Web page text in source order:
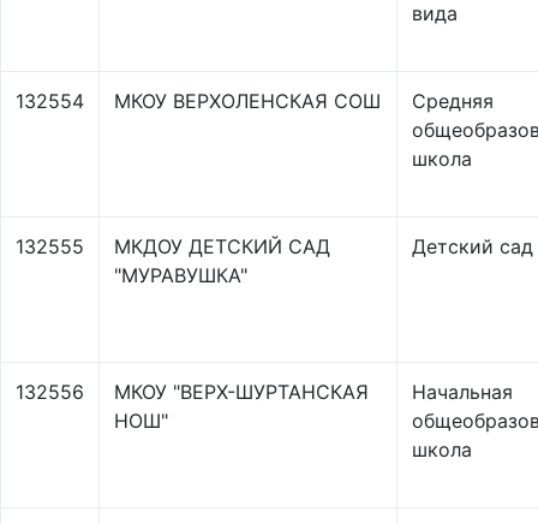
вида
132554 МКОУ ВЕРХОЛЕНСКАЯ СОШ
Средняя
школа
132555
МКДОУ ДЕТСКИЙ САД
"МУРАВУШКА"
Детский сад
132556
МКОУ "ВЕРХ-ШУРТАНСКАЯ
НОШ"
Начальная
школа